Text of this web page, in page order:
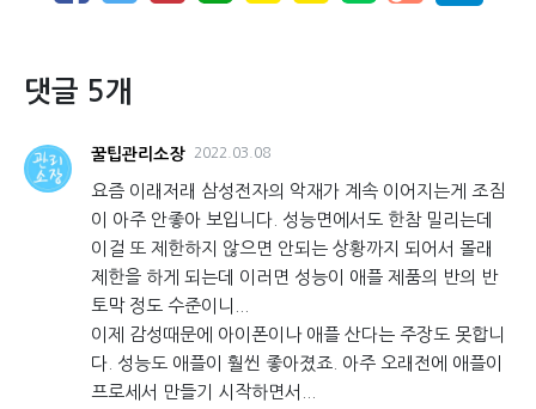
댓글 5개
꿀팁관리소장 2022.03.08
요즘 이래저래 삼성전자의 악재가 계속 이어지는게 조짐
이 아주 안좋아 보입니다. 성능면에서도 한참 밀리는데
이걸 또 제한하지 않으면 안되는 상황까지 되어서 몰래
제한을 하게 되는데 이러면 성능이 애플 제품의 반의 반
토막 정도 수준이니...
이제 감성때문에 아이폰이나 애플 산다는 주장도 못합니
다. 성능도 애플이 훨씬 좋아졌죠. 아주 오래전에 애플이
프로세서 만들기 시작하면서...